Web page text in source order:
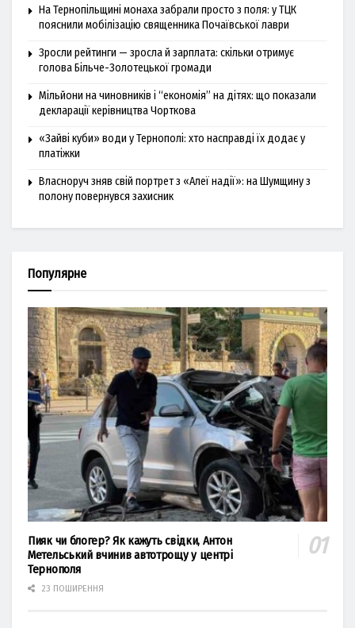
На Тернопільщині монаха забрали просто з поля: у ТЦК
пояснили мобілізацію священника Почаївської лаври
Зросли рейтинги — зросла й зарплата: скільки отримує
голова Більче-Золотецької громади
Мільйони на чиновників і “економія” на дітях: що показали
декларації керівництва Чорткова
«Зайві куби» води у Тернополі: хто насправді їх додає у
платіжки
Власноруч зняв свій портрет з «Алеї надії»: на Шумщину з
полону повернувся захисник
Популярне
Пияк чи блогер? Як кажуть свідки, Антон
Метельський вчинив автотрощу у центрі
Тернополя
23 ПОШИРЕННЯ